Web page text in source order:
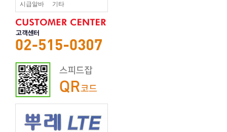
시급알바 기타